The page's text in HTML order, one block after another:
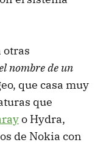
otras
nombre de un
que casa muy
que
o Hydra,
de Nokia con